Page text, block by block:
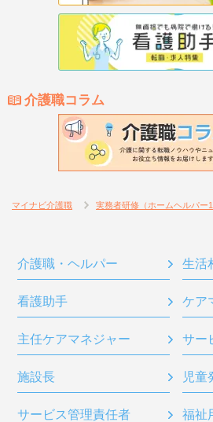
介護職コラム
マイナビ介護職 実務者研修（ホームヘルパー1
介護職・ヘルパー 生活
看護助手 ケア
主任ケアマネジャー サー
施設長 児童
サービス管理責任者 福祉